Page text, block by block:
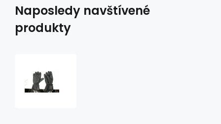
Naposledy navštívené
produkty